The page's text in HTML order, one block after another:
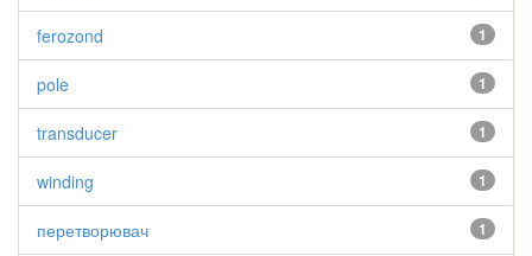
1
ferozond
1
pole
1
transducer
1
winding
1
перетворювач